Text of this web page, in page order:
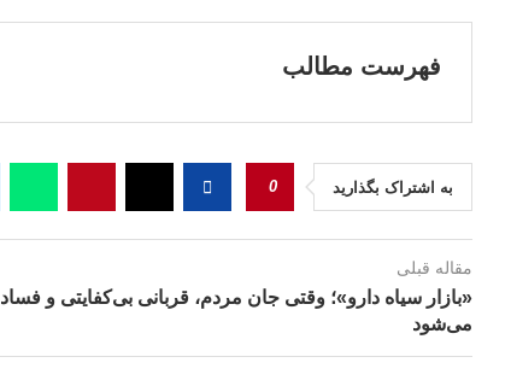
فهرست مطالب
به اشتراک بگذارید 0
مقاله قبلی
«بازار سیاه دارو»؛ وقتی جان مردم، قربانی بی‌کفایتی و فساد
می‌شود